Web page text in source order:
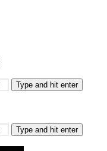
Type and hit enter
Type and hit enter